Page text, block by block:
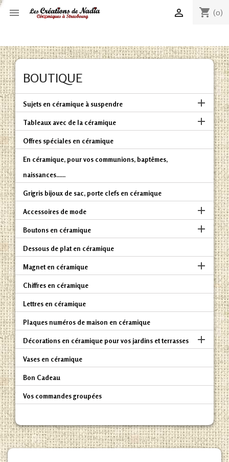
 shopping_cart (0)

BOUTIQUE
Sujets en céramique à suspendre 
Tableaux avec de la céramique 
Offres spéciales en céramique
En céramique, pour vos communions, baptêmes,
naissances......
Grigris bijoux de sac, porte clefs en céramique
Accessoires de mode 
Boutons en céramique 
Dessous de plat en céramique
Magnet en céramique 
Chiffres en céramique
Lettres en céramique
Plaques numéros de maison en céramique
Décorations en céramique pour vos jardins et terrasses 
Vases en céramique
Bon Cadeau
Vos commandes groupées